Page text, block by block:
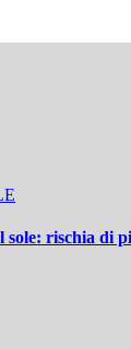
rischia di